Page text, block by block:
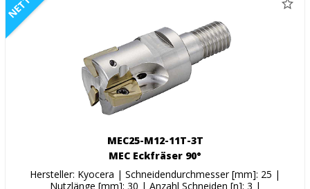
MEC25-M12-11T-3T
MEC Eckfräser 90°
Hersteller: Kyocera | Schneidendurchmesser [mm]: 25 |
Nutzlänge [mm]: 30 | Anzahl Schneiden [n]: 3 |